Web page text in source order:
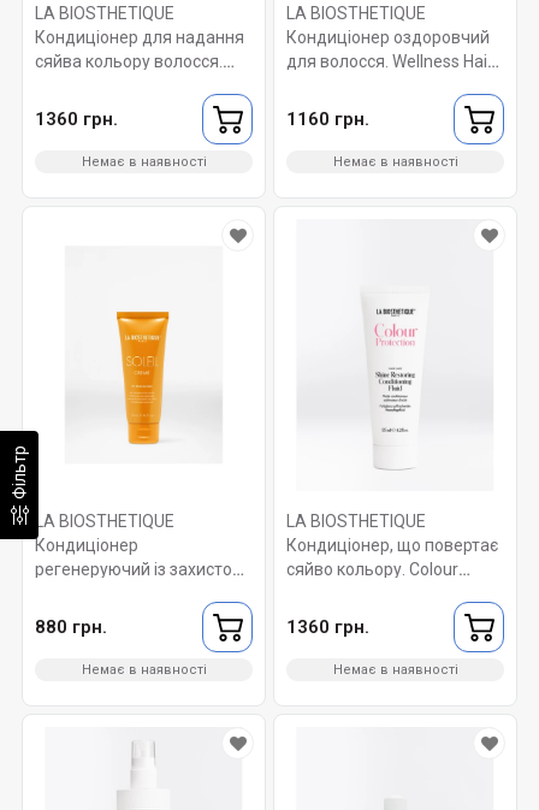
Фільтр
LA BIOSTHETIQUE
Кондиціонер для надання
сяйва кольору волосся.
Restoring Conditioner 150
1360 грн.
Немає в наявності
LA BIOSTHETIQUE
Кондиціонер оздоровчий
для волосся. Wellness Hair
1160 грн.
Немає в наявності
LA BIOSTHETIQUE
Кондиціонер
регенеруючий із захистом
сонцем волосся. Soleil
Crème 125 мл.
880 грн.
Немає в наявності
LA BIOSTHETIQUE
Кондиціонер, що повертає
сяйво кольору. Colour
Conditioning Fluid 125 мл
1360 грн.
Немає в наявності